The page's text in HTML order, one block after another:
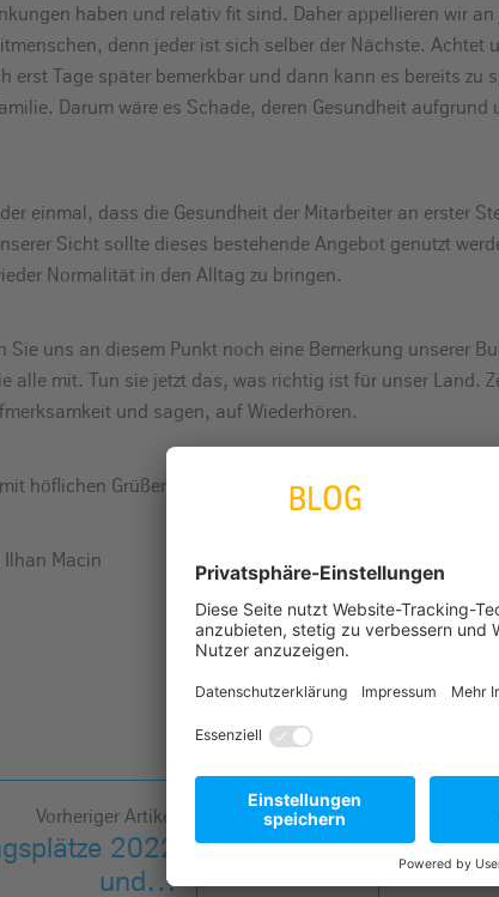
haben und relativ fit sind. Daher appellieren wir
denn jeder ist sich selber der Nächste. Achtet
erst Tage später bemerkbar und dann kann es bereits zu
Darum wäre es Schade, deren Gesundheit
einmal, dass die Gesundheit der Mitarbeiter an erster
Sicht sollte dieses bestehende Angebot genutzt
Normalität in den Alltag zu bringen.
Sie uns an diesem Punkt noch eine Bemerkung unserer
alle mit. Tun sie jetzt das, was richtig ist für unser Land.
und sagen, auf Wiederhören.
höflichen Grüßen
Ilhan Macin
Vorheriger Artikel
2022
und…
Nächster